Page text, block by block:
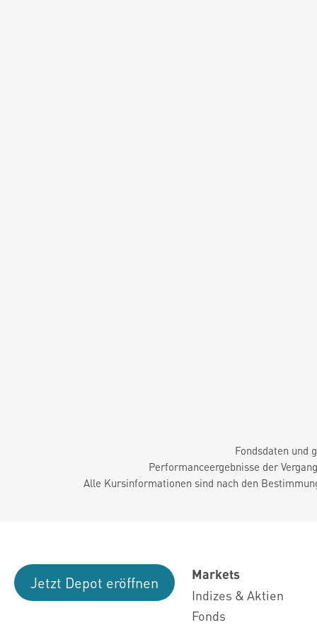
Fondsdaten und
Performanceergebnisse der
Alle Kursinformationen sind nach den
Jetzt Depot eröffnen
Markets
Indizes & Aktien
Fonds